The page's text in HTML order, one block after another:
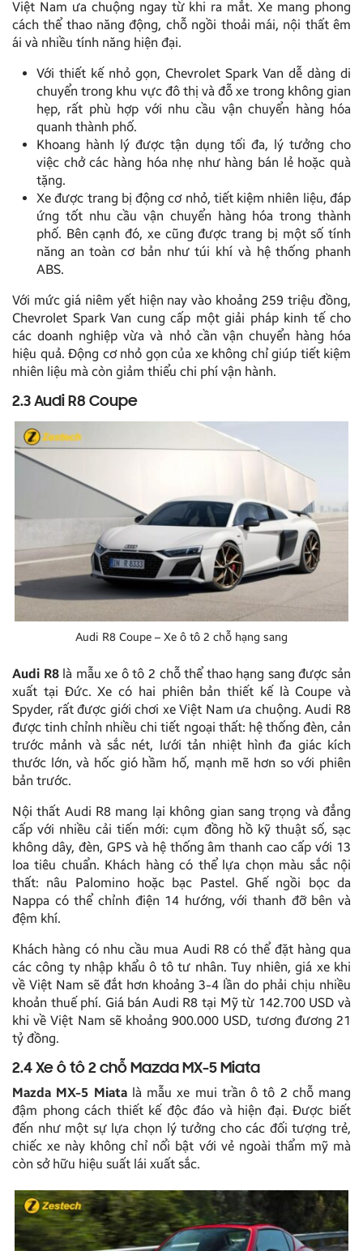
Việt Nam ưa chuộng ngay từ khi ra mắt. Xe mang phong
cách thể thao năng động, chỗ ngồi thoải mái, nội thất êm
ái và nhiều tính năng hiện đại.
Với thiết kế nhỏ gọn, Chevrolet Spark Van dễ dàng di
chuyển trong khu vực đô thị và đỗ xe trong không gian
hẹp, rất phù hợp với nhu cầu vận chuyển hàng hóa
quanh thành phố.
Khoang hành lý được tận dụng tối đa, lý tưởng cho
việc chở các hàng hóa nhẹ như hàng bán lẻ hoặc quà
tặng.
Xe được trang bị động cơ nhỏ, tiết kiệm nhiên liệu, đáp
ứng tốt nhu cầu vận chuyển hàng hóa trong thành
phố. Bên cạnh đó, xe cũng được trang bị một số tính
năng an toàn cơ bản như túi khí và hệ thống phanh
ABS.
Với mức giá niêm yết hiện nay vào khoảng 259 triệu đồng,
Chevrolet Spark Van cung cấp một giải pháp kinh tế cho
các doanh nghiệp vừa và nhỏ cần vận chuyển hàng hóa
hiệu quả. Động cơ nhỏ gọn của xe không chỉ giúp tiết kiệm
nhiên liệu mà còn giảm thiểu chi phí vận hành.
2.3 Audi R8 Coupe
Audi R8 Coupe – Xe ô tô 2 chỗ hạng sang
Audi R8là mẫu xe ô tô 2 chỗ thể thao hạng sang được sản
xuất tại Đức. Xe có hai phiên bản thiết kế là Coupe và
Spyder, rất được giới chơi xe Việt Nam ưa chuộng. Audi R8
được tinh chỉnh nhiều chi tiết ngoại thất: hệ thống đèn, cản
trước mảnh và sắc nét, lưới tản nhiệt hình đa giác kích
thước lớn, và hốc gió hầm hố, mạnh mẽ hơn so với phiên
bản trước.
Nội thất Audi R8 mang lại không gian sang trọng và đẳng
cấp với nhiều cải tiến mới: cụm đồng hồ kỹ thuật số, sạc
không dây, đèn, GPS và hệ thống âm thanh cao cấp với 13
loa tiêu chuẩn. Khách hàng có thể lựa chọn màu sắc nội
thất: nâu Palomino hoặc bạc Pastel. Ghế ngồi bọc da
Nappa có thể chỉnh điện 14 hướng, với thanh đỡ bên và
đệm khí.
Khách hàng có nhu cầu mua Audi R8 có thể đặt hàng qua
các công ty nhập khẩu ô tô tư nhân. Tuy nhiên, giá xe khi
về Việt Nam sẽ đắt hơn khoảng 3-4 lần do phải chịu nhiều
khoản thuế phí. Giá bán Audi R8 tại Mỹ từ 142.700 USD và
khi về Việt Nam sẽ khoảng 900.000 USD, tương đương 21
tỷ đồng.
2.4 Xe ô tô 2 chỗ Mazda MX-5 Miata
Mazda MX-5 Miatalà mẫu xe mui trần ô tô 2 chỗ mang
đậm phong cách thiết kế độc đáo và hiện đại. Được biết
đến như một sự lựa chọn lý tưởng cho các đối tượng trẻ,
chiếc xe này không chỉ nổi bật với vẻ ngoài thẩm mỹ mà
còn sở hữu hiệu suất lái xuất sắc.